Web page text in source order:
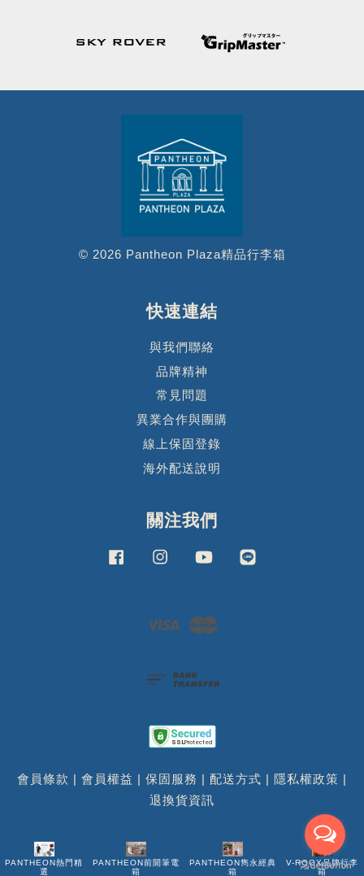
© 2026 Pantheon Plaza精品行李箱
快速連結
與我們聯絡
品牌精神
常見問題
異業合作與團購
線上保固登錄
海外配送說明
關注我們
FacebookInstagramYouTube
Visa
會員條款 | 會員權益 | 保固服務 | 配送方式 | 隱私權政策 |
退換貨資訊
PANTHEON熱門精
選
PANTHEON前開筆電
箱
PANTHEON雋永經典
箱
V-ROOX品牌行李
箱